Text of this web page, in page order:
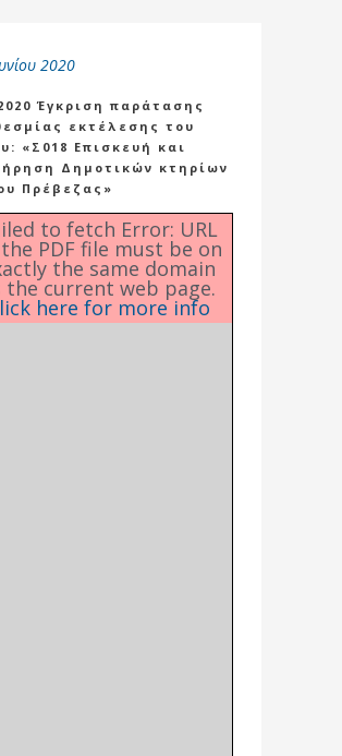
2020
Έγκριση παράτασης
εκτέλεσης του
«Σ018 Επισκευή και
Δημοτικών κτηρίων
Πρέβεζας»
to fetch Error: URL
PDF file must be on
the same domain
the current web page.
here for more info